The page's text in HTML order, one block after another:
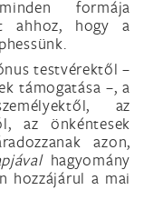
formája
ahhoz, hogy a
testvérektől –
támogatása –, a
az
az önkéntesek
azon,
hagyomány
hozzájárul a mai